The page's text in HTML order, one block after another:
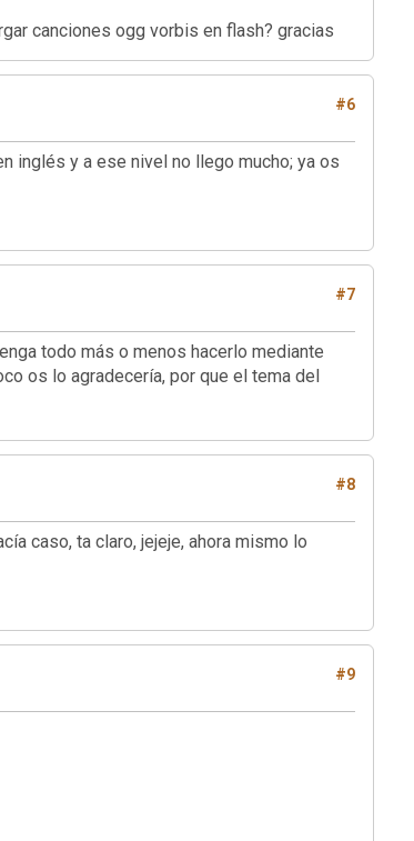
canciones ogg vorbis en flash? gracias
#6
inglés y a ese nivel no llego mucho; ya os
#7
todo más o menos hacerlo mediante
os lo agradecería, por que el tema del
#8
caso, ta claro, jejeje, ahora mismo lo
#9